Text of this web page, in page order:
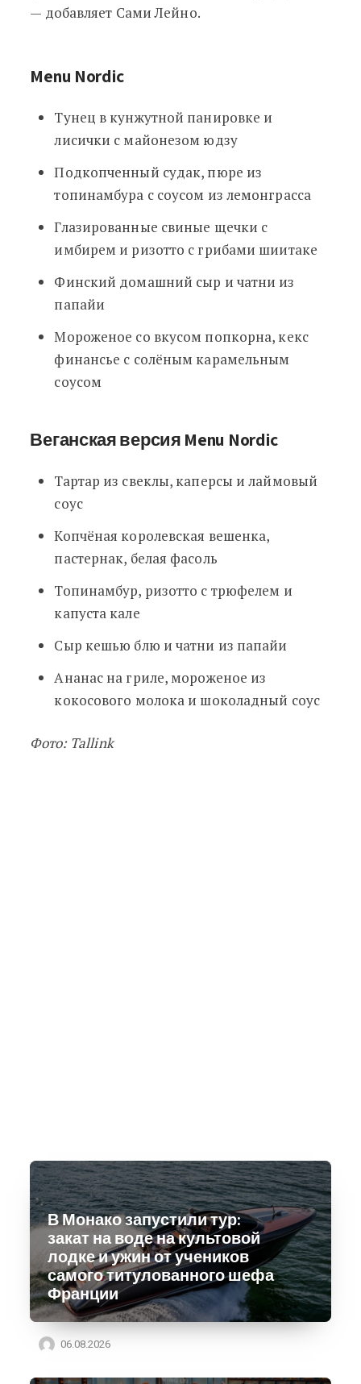
— добавляет Сами Лейно.
Menu Nordic
Тунец в кунжутной панировке и
лисички с майонезом юдзу
Подкопченный судак, пюре из
топинамбура с соусом из лемонграсса
Глазированные свиные щечки с
имбирем и ризотто с грибами шиитаке
Финский домашний сыр и чатни из
папайи
Мороженое со вкусом попкорна, кекс
финансье с солёным карамельным
соусом
Веганская версия Menu Nordic
Тартар из свеклы, каперсы и лаймовый
соус
Копчёная королевская вешенка,
пастернак, белая фасоль
Топинамбур, ризотто с трюфелем и
капуста кале
Сыр кешью блю и чатни из папайи
Ананас на гриле, мороженое из
кокосового молока и шоколадный соус
Фото: Tallink
В Монако запустили тур:
закат на воде на культовой
лодке и ужин от учеников
самого титулованного шефа
Франции
06.08.2026